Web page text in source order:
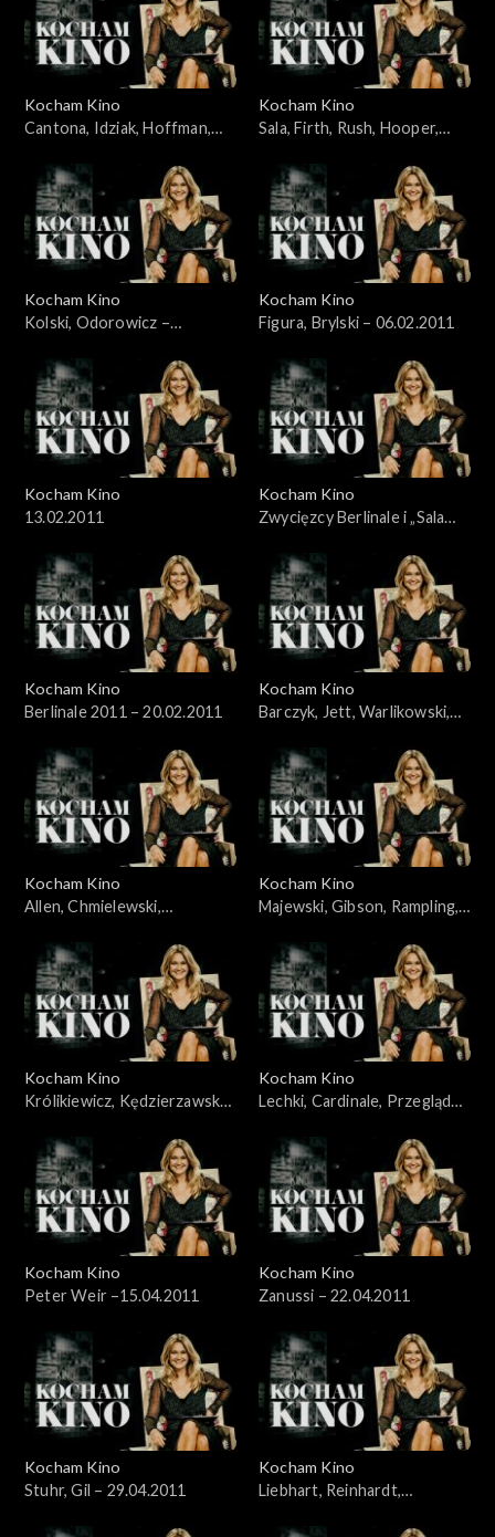
Kocham Kino
Cantona, Idziak, Hoffman,
Kocham Kino
Sala, Firth, Rush, Hooper,
Kocham Kino
Kolski, Odorowicz –
Kocham Kino
Figura, Brylski – 06.02.2011
Kocham Kino
13.02.2011
Kocham Kino
Zwycięzcy Berlinale i „Sala
Kocham Kino
Berlinale 2011 – 20.02.2011
Kocham Kino
Barczyk, Jett, Warlikowski,
Kocham Kino
Allen, Chmielewski,
14.03.2011
Kocham Kino
Majewski, Gibson, Rampling,
Kocham Kino
Królikiewicz, Kędzierzawska,
Kocham Kino
Lechki, Cardinale, Przegląd
Kocham Kino
Peter Weir –15.04.2011
Kocham Kino
Zanussi – 22.04.2011
Kocham Kino
Stuhr, Gil – 29.04.2011
Kocham Kino
Liebhart, Reinhardt,